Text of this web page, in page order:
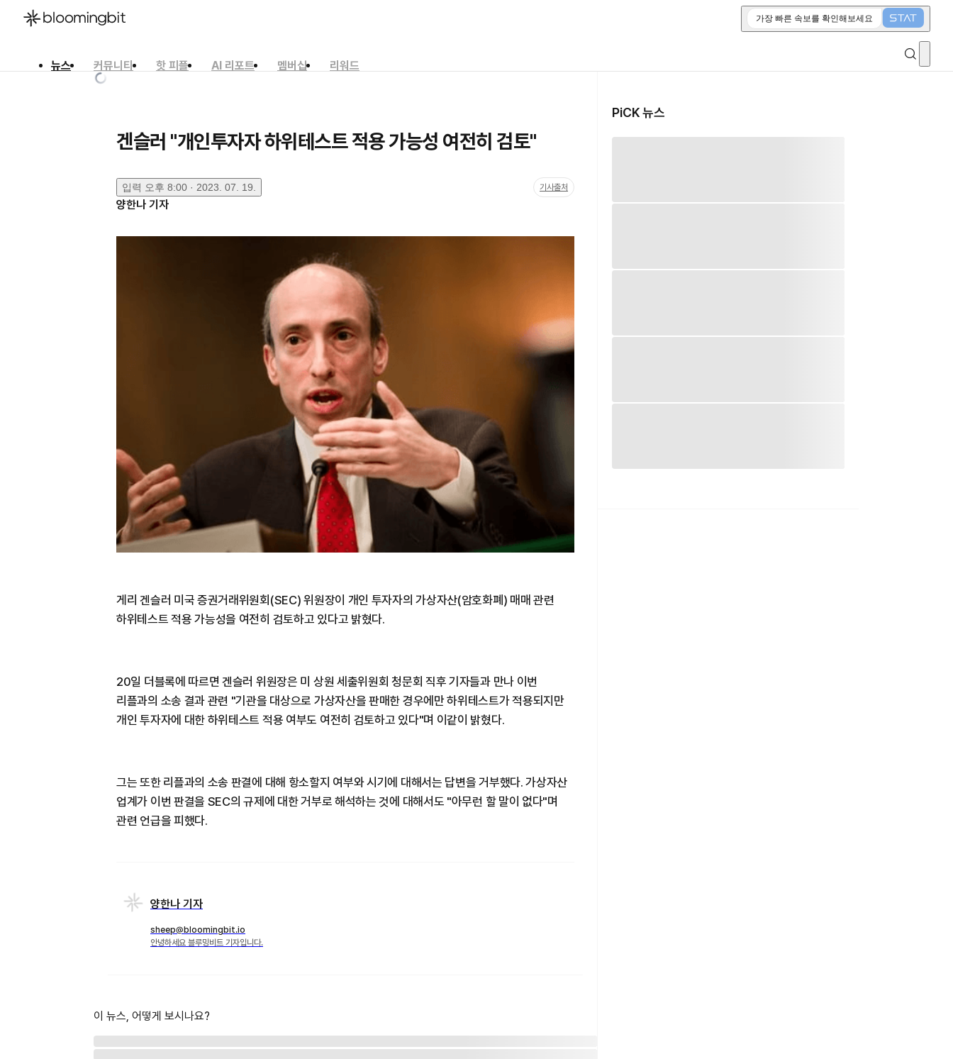
가장 빠른 속보를 확인해보세요
뉴스 커뮤니티 핫 피플 AI 리포트 멤버십
리워드
겐슬러 "개인투자자 하위테스트 적용 가능성 여전히 검토"
입력 오후 8:00 · 2023. 07. 19. 기사출처
양한나 기자
게리 겐슬러 미국 증권거래위원회(SEC) 위원장이 개인 투자자의 가상자산(암호화폐) 매매 관련
하위테스트 적용 가능성을 여전히 검토하고 있다고 밝혔다.
20일 더블록에 따르면 겐슬러 위원장은 미 상원 세출위원회 청문회 직후 기자들과 만나 이번
리플과의 소송 결과 관련 "기관을 대상으로 가상자산을 판매한 경우에만 하위테스트가 적용되지만
개인 투자자에 대한 하위테스트 적용 여부도 여전히 검토하고 있다"며 이같이 밝혔다.
그는 또한 리플과의 소송 판결에 대해 항소할지 여부와 시기에 대해서는 답변을 거부했다. 가상자산
업계가 이번 판결을 SEC의 규제에 대한 거부로 해석하는 것에 대해서도 "아무런 할 말이 없다"며
관련 언급을 피했다.
양한나 기자
sheep@bloomingbit.io
안녕하세요 블루밍비트 기자입니다.
이 뉴스, 어떻게 보시나요?
PiCK 뉴스